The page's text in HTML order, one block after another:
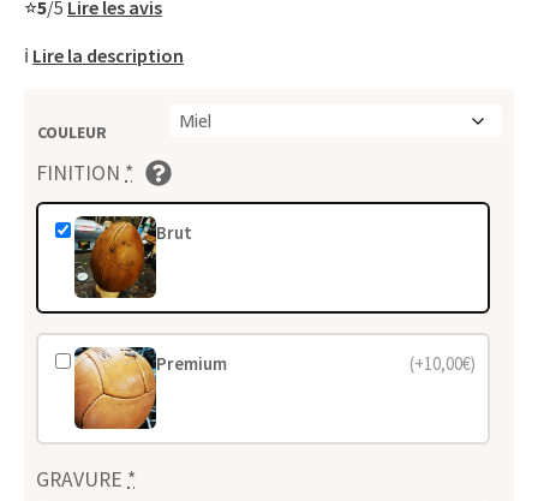
⭐5/5 Lire les avis
ℹ️ Lire la description
COULEUR
En stock
FINITION*